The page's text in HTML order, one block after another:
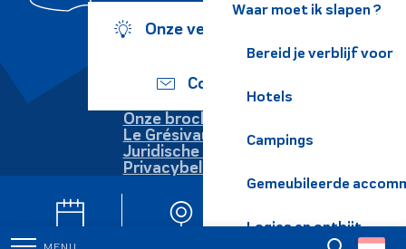
Nieuwsbrieven
Waar moet ik slapen ?
Bereid je verblijf voor
Hotels
Campings
Gemeubileerde
Logies en ontbijt
Onze verplichtingen
Contact
Onze brochures
Le Grésivaudan
Juridische informatie
Privacybeleid